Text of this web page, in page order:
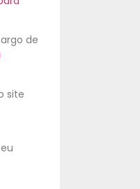
de
site